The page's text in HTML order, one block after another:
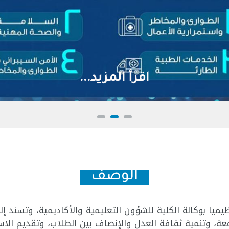
اقرأ المزيد...
الوصف
بوكالة الكلية للشؤون التعليمية والأكاديمية،
وتنمية ثقافة العدل والإنصاف بين الطلاب، وتقديم